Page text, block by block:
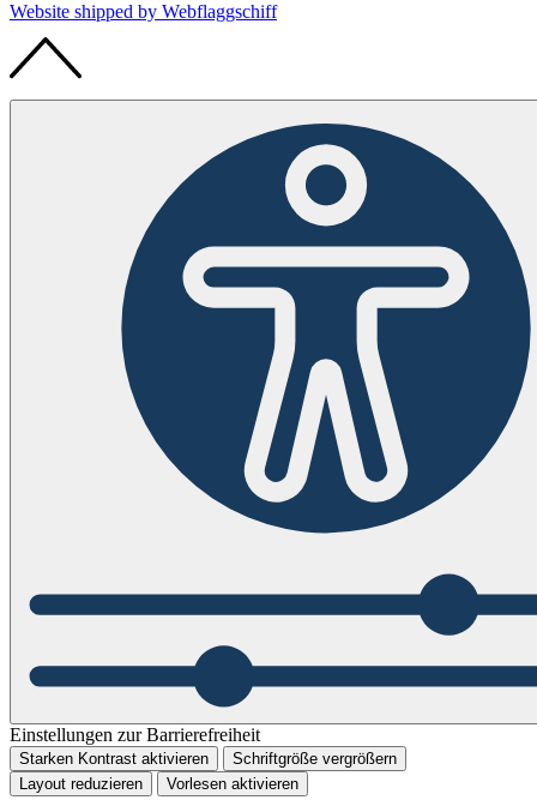
Website shipped by Webflaggschiff
Einstellungen zur Barrierefreiheit
Starken Kontrast aktivieren
Schriftgröße vergrößern
Layout reduzieren
Vorlesen aktivieren